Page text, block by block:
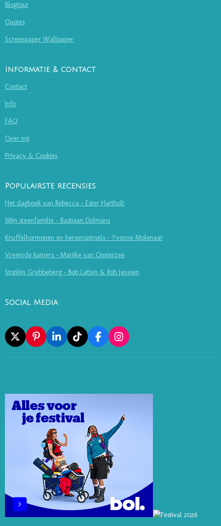
Blogtour
Quotes
Screenpaper Wallpaper
Informatie & contact
Contact
Info
FAQ
Over mij
Privacy & Cookies
Populairste recensies
Het dagboek van Rebecca - Ester Hartholt
Mijn steenfamilie - Bastiaan Dolmans
Knuffelhormonen en hersenspinsels - Yvonne Molenaar
Vreemde kamers - Marijke van Oosterzee
Stoplijn Grebbeberg - Bob Latten & Rob Janssen
Social Media
X
P
I
N
E
S
T
L
I
N
I
N
T
I
K
F
A
C
O
I
N
S
R
M